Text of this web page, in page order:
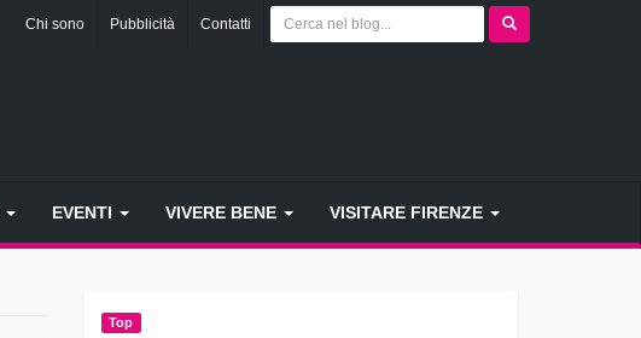
Chi sono Pubblicità Contatti
EVENTI VIVERE BENE VISITARE FIRENZE
Top